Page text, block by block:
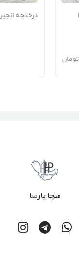
تومان
درختچه
هچا پارسا